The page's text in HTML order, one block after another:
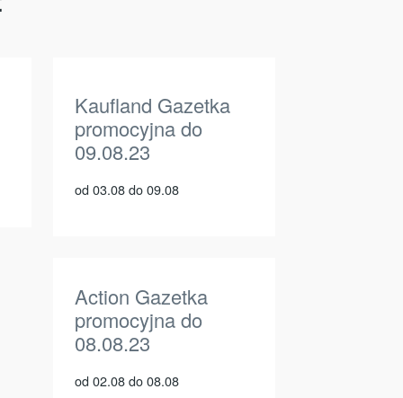
Kaufland Gazetka
promocyjna do
09.08.23
od 03.08 do 09.08
Action Gazetka
promocyjna do
08.08.23
od 02.08 do 08.08